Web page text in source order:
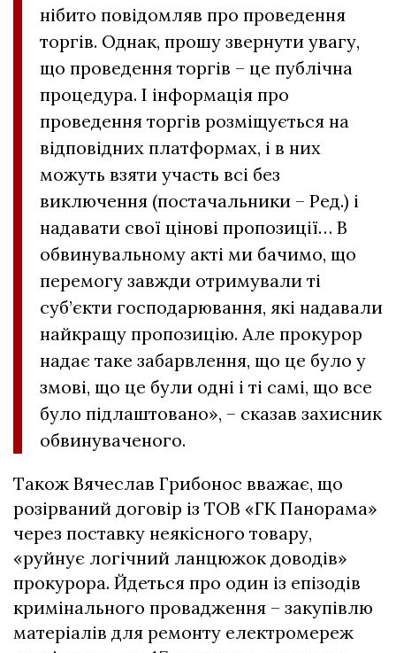
нібито повідомляв про проведення
торгів. Однак, прошу звернути увагу,
що проведення торгів – це публічна
процедура. І інформація про
проведення торгів розміщується на
відповідних платформах, і в них
можуть взяти участь всі без
виключення (постачальники – Ред.) і
надавати свої цінові пропозиції… В
обвинувальному акті ми бачимо, що
перемогу завжди отримували ті
суб’єкти господарювання, які надавали
найкращу пропозицію. Але прокурор
надає таке забарвлення, що це було у
змові, що це були одні і ті самі, що все
було підлаштовано», – сказав захисник
обвинуваченого.
Також Вячеслав Грибонос вважає, що
розірваний договір із ТОВ «ГК Панорама»
через поставку неякісного товару,
«руйнує логічний ланцюжок доводів»
прокурора. Йдеться про один із епізодів
кримінального провадження – закупівлю
матеріалів для ремонту електромереж